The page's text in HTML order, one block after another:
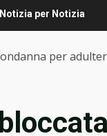
Notizia per Notizia
per